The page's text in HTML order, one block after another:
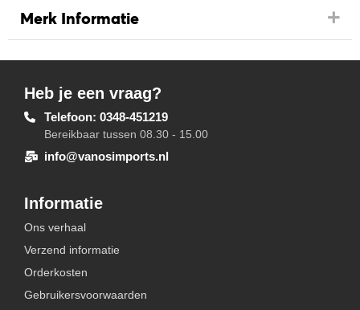
Merk Informatie
Heb je een vraag?
Telefoon: 0348-451219
Bereikbaar tussen 08.30 - 15.00
info@vanosimports.nl
Informatie
Ons verhaal
Verzend informatie
Orderkosten
Gebruikersvoorwaarden